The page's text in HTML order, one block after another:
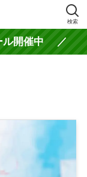
検索
ル開催中 ／